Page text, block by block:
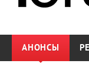
АНОНСЫ